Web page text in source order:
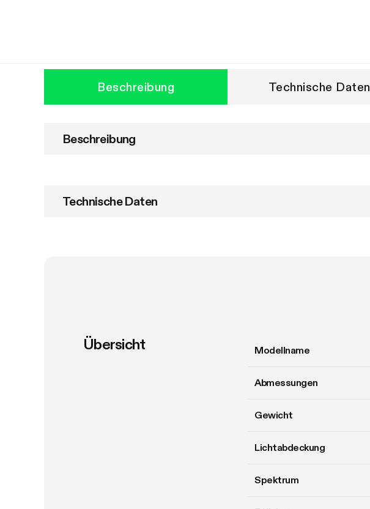
Beschreibung Technische Daten
Beschreibung
Technische Daten
Übersicht Modellname
Abmessungen
Gewicht
Lichtabdeckung
Spektrum